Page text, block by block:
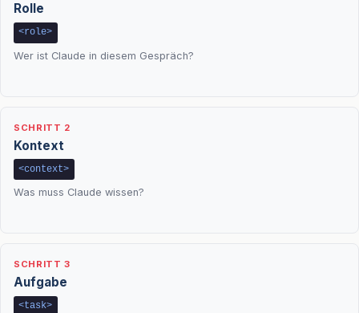
Rolle
<role>
Wer ist Claude in diesem Gespräch?
SCHRITT 2
Kontext
<context>
Was muss Claude wissen?
SCHRITT 3
Aufgabe
<task>